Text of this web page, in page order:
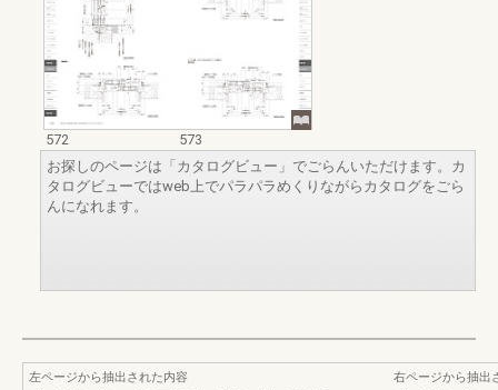
572
573
お探しのページは「カタログビュー」でごらんいただけます。カ
タログビューではweb上でパラパラめくりながらカタログをごら
んになれます。
左ページから抽出された内容
右ページから抽出